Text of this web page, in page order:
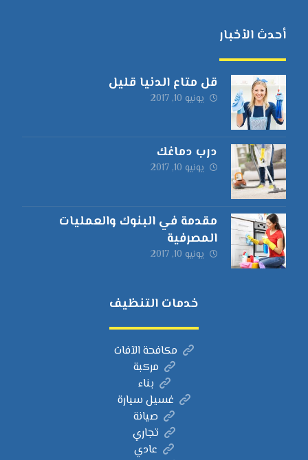
أحدث الأخبار
قل متاع الدنيا قليل
يونيو 10, 2017
درب دماغك
يونيو 10, 2017
مقدمة في البنوك والعمليات
المصرفية
يونيو 10, 2017
خدمات التنظيف
مكافحة الآفات
مركبة
بناء
غسيل سيارة
صيانة
تجاري
عادي